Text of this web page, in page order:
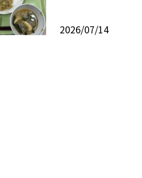
2026/07/14